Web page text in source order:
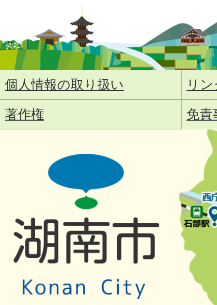
個人情報の取り扱い
リ
著作権
免責